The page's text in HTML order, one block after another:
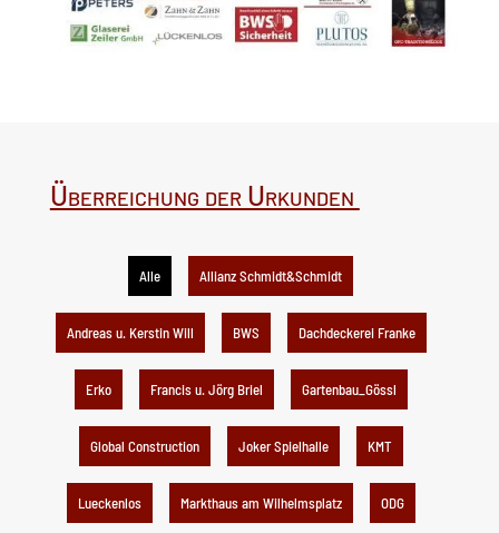
Überreichung der Urkunden
Alle Allianz Schmidt&Schmidt
Andreas u. Kerstin Will BWS Dachdeckerei Franke
Erko Francis u. Jörg Briel Gartenbau_Gössl
Global Construction Joker Spielhalle KMT
Lueckenlos Markthaus am Wilhelmsplatz ODG